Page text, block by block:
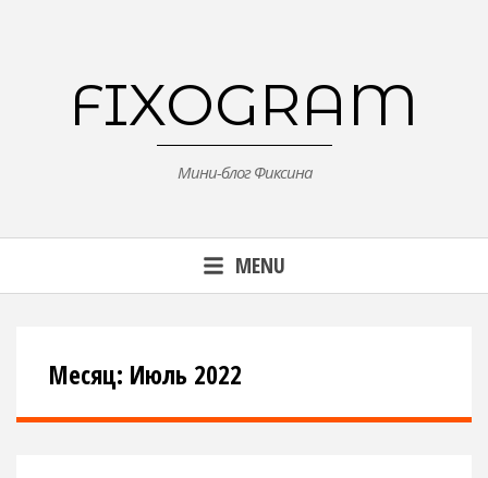
FIXOGRAM
Мини-блог Фиксина
MENU
Месяц: Июль 2022